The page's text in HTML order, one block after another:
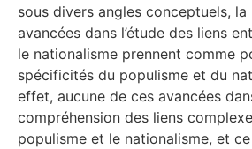
sous divers angles conceptuels,
avancées dans l’étude des liens
le nationalisme prennent comme
spécificités du populisme et du
effet, aucune de ces avancées
compréhension des liens
populisme et le nationalisme, et